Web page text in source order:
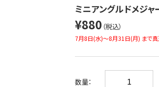
ミニアングルドメジ
¥880 （税込）
7月8日(水)～8月31日(月) まで
数量：